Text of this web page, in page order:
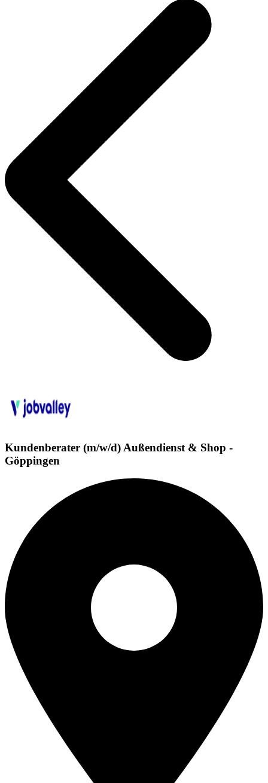
Kundenberater (m/w/d) Außendienst & Shop -
Göppingen